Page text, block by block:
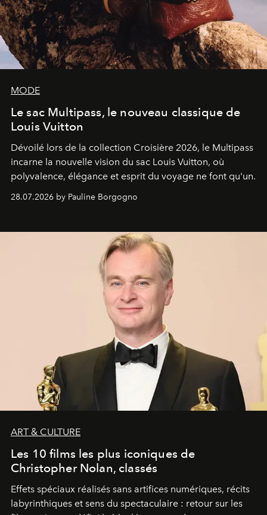
MODE
Le sac Multipass, le nouveau classique de
Louis Vuitton
Dévoilé lors de la collection Croisière 2026, le Multipass
incarne la nouvelle vision du sac Louis Vuitton, où
polyvalence, élégance et esprit du voyage ne font qu'un.
28.07.2026 by Pauline Borgogno
ART & CULTURE
Les 10 films les plus iconiques de
Christopher Nolan, classés
Effets spéciaux réalisés sans artifices numériques, récits
labyrinthiques et sens du spectaculaire : retour sur les